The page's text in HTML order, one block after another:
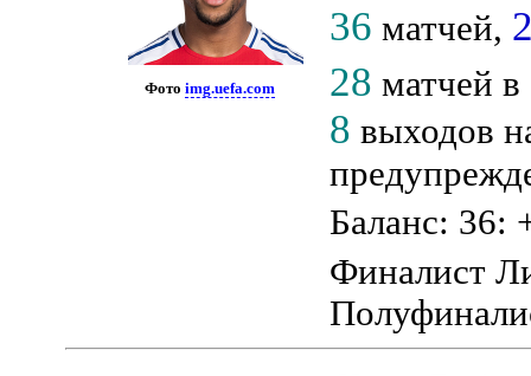
Фотоimg.uefa.com
36 матчей,
28 матчей
8 выходов
Баланс: 36:
Финалист